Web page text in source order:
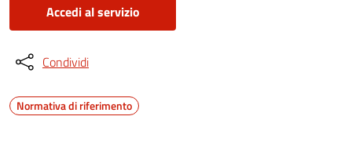
Accedi al servizio
Condividi
Normativa di riferimento